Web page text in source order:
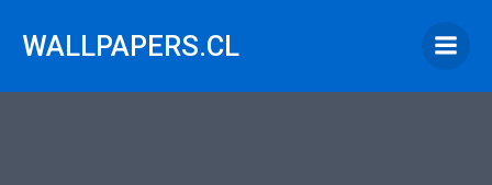
WALLPAPERS.CL